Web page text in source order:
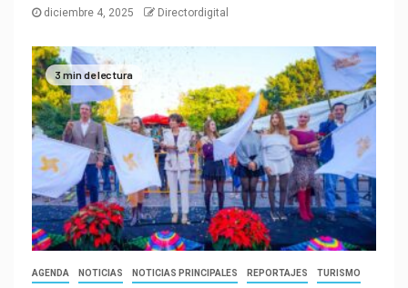
diciembre 4, 2025 Directordigital
3 min de lectura
AGENDA NOTICIAS NOTICIAS PRINCIPALES REPORTAJES TURISMO